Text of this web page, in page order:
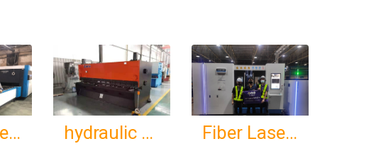
Fiber Laser SF3015H hydraulic cutting machine Fiber Laser SF3015HM